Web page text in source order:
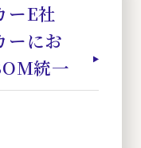
ーE社
ーにお
統一